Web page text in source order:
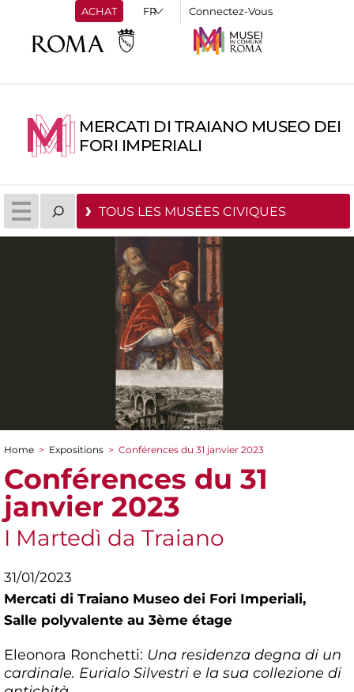
ACHAT Connectez-Vous
MERCATI DI TRAIANO MUSEO DEI
FORI IMPERIALI
TOUS LES MUSÉES CIVIQUES
You are here
Home > Expositions > Conférences du 31 janvier 2023
Conférences du 31
janvier 2023
I Martedì da Traiano
31/01/2023
Mercati di Traiano Museo dei Fori Imperiali,
Salle polyvalente au 3ème étage
Eleonora Ronchetti: Una residenza degna di un
cardinale. Eurialo Silvestri e la sua collezione di